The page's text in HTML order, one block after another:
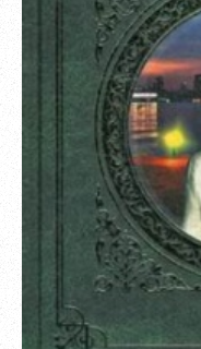
Пароль должен быть
бы одну строчную
и один специальный